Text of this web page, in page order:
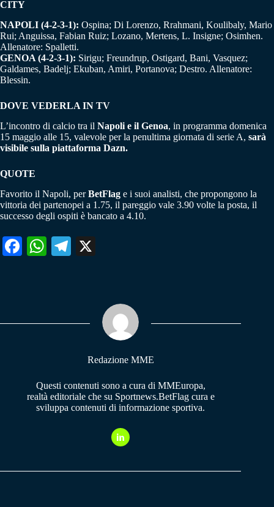
CITY
NAPOLI (4-2-3-1): Ospina; Di Lorenzo, Rrahmani, Koulibaly, Mario
Rui; Anguissa, Fabian Ruiz; Lozano, Mertens, L. Insigne; Osimhen.
Allenatore: Spalletti.
GENOA (4-2-3-1): Sirigu; Freundrup, Ostigard, Bani, Vasquez;
Galdames, Badelj; Ekuban, Amiri, Portanova; Destro. Allenatore:
Blessin.
DOVE VEDERLA IN TV
L’incontro di calcio tra il Napoli e il Genoa, in programma domenica
15 maggio alle 15, valevole per la penultima giornata di serie A, sarà
visibile sulla piattaforma Dazn.
QUOTE
Favorito il Napoli, perBetFlag e i suoi analisti, che propongono la
vittoria dei partenopei a 1.75, il pareggio vale 3.90 volte la posta, il
successo degli ospiti è bancato a 4.10.
Fa W
pp
Te
m
Redazione MME
Questi contenuti sono a cura di MMEuropa,
realtà editoriale che su Sportnews.BetFlag cura e
sviluppa contenuti di informazione sportiva.